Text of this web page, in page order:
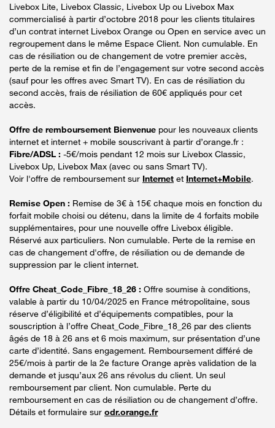
Livebox Lite, Livebox Classic, Livebox Up ou Livebox Max
commercialisé à partir d’octobre 2018 pour les clients titulaires
d’un contrat internet Livebox Orange ou Open en service avec un
regroupement dans le même Espace Client. Non cumulable. En
cas de résiliation ou de changement de votre premier accès,
perte de la remise et fin de l’engagement sur votre second accès
(sauf pour les offres avec Smart TV). En cas de résiliation du
second accès, frais de résiliation de 60€ appliqués pour cet
accès.
Offre de remboursement Bienvenue pour les nouveaux clients
internet et internet + mobile souscrivant à partir d’orange.fr :
Fibre/ADSL : -5€/mois pendant 12 mois sur Livebox Classic,
Livebox Up, Livebox Max (avec ou sans Smart TV).
Voir l'offre de remboursement sur Internet et Internet+Mobile.
Remise Open : Remise de 3€ à 15€ chaque mois en fonction du
forfait mobile choisi ou détenu, dans la limite de 4 forfaits mobile
supplémentaires, pour une nouvelle offre Livebox éligible.
Réservé aux particuliers. Non cumulable. Perte de la remise en
cas de changement d'offre, de résiliation ou de demande de
suppression par le client internet.
Offre Cheat_Code_Fibre_18_26 : Offre soumise à conditions,
valable à partir du 10/04/2025 en France métropolitaine, sous
réserve d’éligibilité et d’équipements compatibles, pour la
souscription à l’offre Cheat_Code_Fibre_18_26 par des clients
âgés de 18 à 26 ans et 6 mois maximum, sur présentation d’une
carte d’identité. Sans engagement. Remboursement différé de
25€/mois à partir de la 2e facture Orange après validation de la
demande et jusqu’aux 26 ans révolus du client. Un seul
remboursement par client. Non cumulable. Perte du
remboursement en cas de résiliation ou de changement d’offre.
Détails et formulaire sur odr.orange.fr